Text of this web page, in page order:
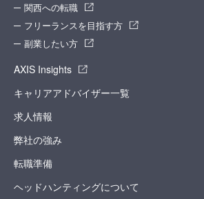
関西への転職
フリーランスを目指す方
副業したい方
AXIS Insights
キャリアアドバイザー一覧
求人情報
弊社の強み
転職準備
ヘッドハンティングについて